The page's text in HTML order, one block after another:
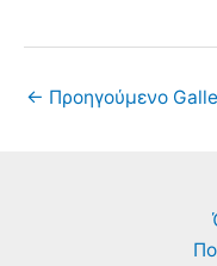
← Προηγούμενο